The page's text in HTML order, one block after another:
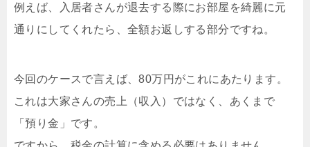
例えば、入居者さんが退去する際にお部屋を綺麗に元
通りにしてくれたら、全額お返しする部分ですね。
今回のケースで言えば、80万円がこれにあたります。
これは大家さんの売上（収入）ではなく、あくまで
「預り金」です。